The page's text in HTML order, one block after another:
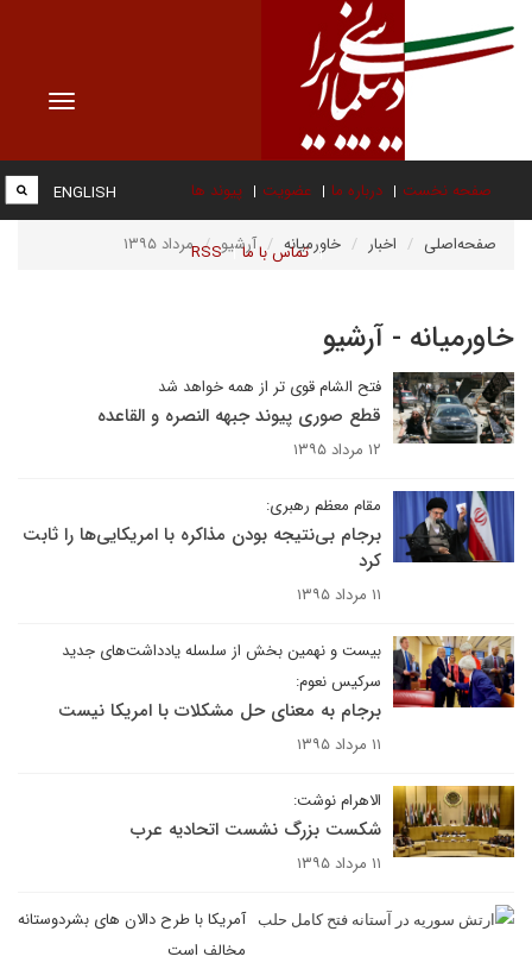
Toggle
صفحه نخست درباره ما عضویت پیوند ها
تماس با ما RSS
ENGLISH
صفحه‌اصلی اخبار خاورمیانه آرشیو مرداد ۱۳۹۵
خاورمیانه - آرشیو
فتح الشام قوی تر از همه خواهد شد
قطع صوری پیوند جبهه النصره و القاعده
۱۲ مرداد ۱۳۹۵
مقام معظم رهبری:
برجام بی‌نتیجه بودن مذاکره با امریکایی‌ها را ثابت
کرد
۱۱ مرداد ۱۳۹۵
بیست و نهمین بخش از سلسله یادداشت‌های جدید
سرکیس نعوم:
برجام به معنای حل مشکلات با امریکا نیست
۱۱ مرداد ۱۳۹۵
الاهرام نوشت:
شکست بزرگ نشست اتحادیه عرب
۱۱ مرداد ۱۳۹۵
آمریکا با طرح دالان های بشردوستانه
مخالف است